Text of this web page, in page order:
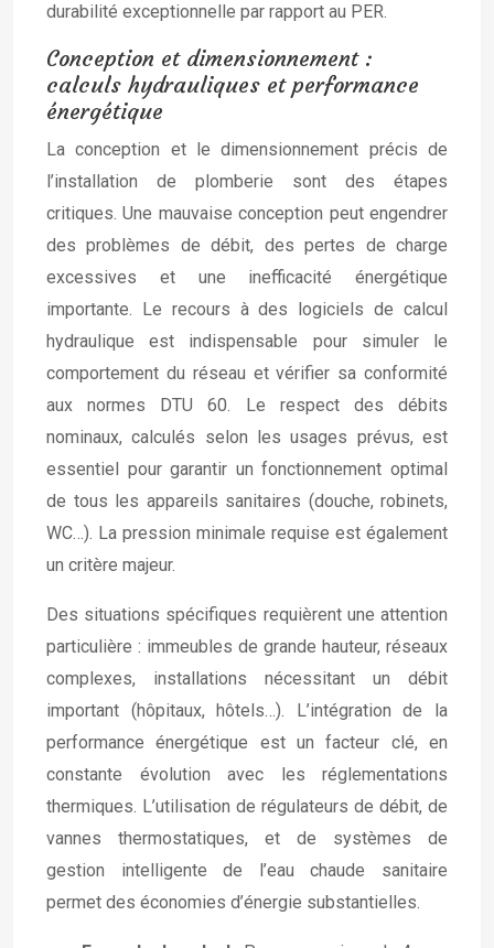
durabilité exceptionnelle par rapport au PER.
Conception et dimensionnement :
calculs hydrauliques et performance
énergétique
La conception et le dimensionnement précis de
l’installation de plomberie sont des étapes
critiques. Une mauvaise conception peut engendrer
des problèmes de débit, des pertes de charge
excessives et une inefficacité énergétique
importante. Le recours à des logiciels de calcul
hydraulique est indispensable pour simuler le
comportement du réseau et vérifier sa conformité
aux normes DTU 60. Le respect des débits
nominaux, calculés selon les usages prévus, est
essentiel pour garantir un fonctionnement optimal
de tous les appareils sanitaires (douche, robinets,
WC…). La pression minimale requise est également
un critère majeur.
Des situations spécifiques requièrent une attention
particulière : immeubles de grande hauteur, réseaux
complexes, installations nécessitant un débit
important (hôpitaux, hôtels…). L’intégration de la
performance énergétique est un facteur clé, en
constante évolution avec les réglementations
thermiques. L’utilisation de régulateurs de débit, de
vannes thermostatiques, et de systèmes de
gestion intelligente de l’eau chaude sanitaire
permet des économies d’énergie substantielles.